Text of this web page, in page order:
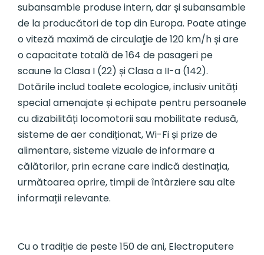
subansamble produse intern, dar și subansamble
de la producători de top din Europa. Poate atinge
o viteză maximă de circulaţie de 120 km/h și are
o capacitate totală de 164 de pasageri pe
scaune la Clasa I (22) și Clasa a II-a (142).
Dotările includ toalete ecologice, inclusiv unități
special amenajate și echipate pentru persoanele
cu dizabilități locomotorii sau mobilitate redusă,
sisteme de aer condiționat, Wi-Fi și prize de
alimentare, sisteme vizuale de informare a
călătorilor, prin ecrane care indică destinația,
următoarea oprire, timpii de întârziere sau alte
informații relevante.
Cu o tradiție de peste 150 de ani, Electroputere